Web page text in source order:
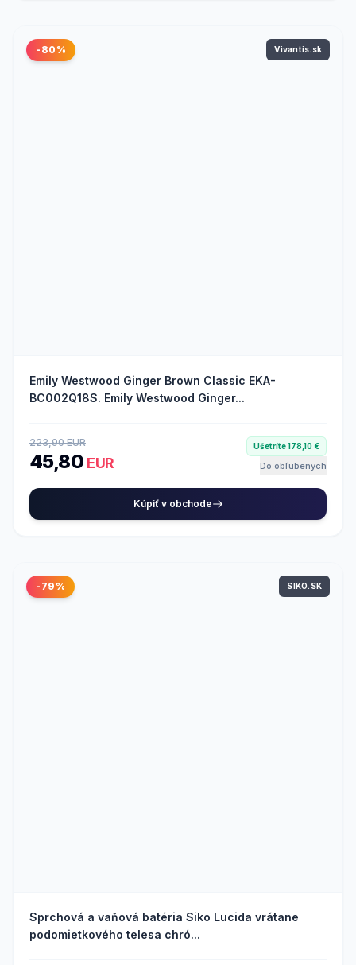
-80% Vivantis.sk
Emily Westwood Ginger Brown Classic EKA-
BC002Q18S. Emily Westwood Ginger...
223,90 EUR
45,80 EUR
Ušetríte 178,10 €
Do obľúbených
Kúpiť v obchode
-79% SIKO.SK
Sprchová a vaňová batéria Siko Lucida vrátane
podomietkového telesa chró...